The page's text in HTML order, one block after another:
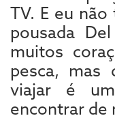
TV. E eu
pousada
muitos
pesca, mas
viajar é
encontrar de